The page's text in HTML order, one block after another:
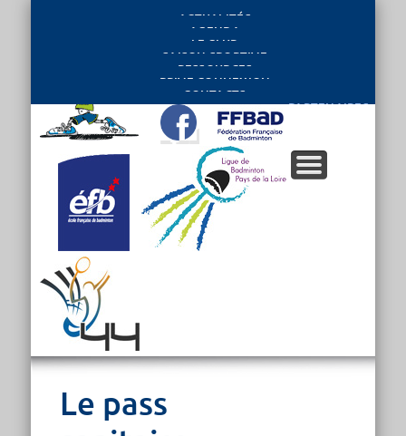
ACTUALITÉS
AGENDA
LE CLUB
SAISON SPORTIVE
RESSOURCES
PRIVE CONNEXION
CONTACTS
PARTENAIRES
Le pass